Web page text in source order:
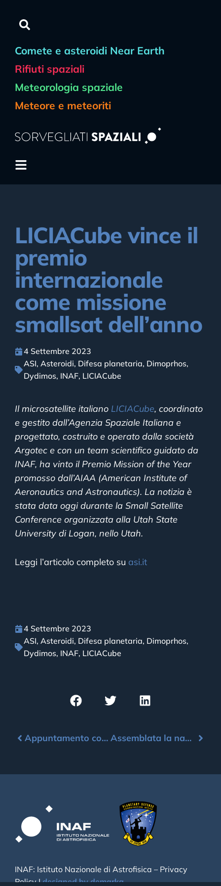
Comete e asteroidi Near Earth
Rifiuti spaziali
Meteorologia spaziale
Meteore e meteoriti
LICIACube vince il
premio
internazionale
come missione
smallsat dell’anno
4 Settembre 2023
ASI, Asteroidi, Difesa planetaria, Dimoprhos,
Dydimos, INAF, LICIACube
Il microsatellite italiano LICIACube, coordinato
e gestito dall’Agenzia Spaziale Italiana e
progettato, costruito e operato dalla società
Argotec e con un team scientifico guidato da
INAF, ha vinto il Premio Mission of the Year
promosso dall’AIAA (American Institute of
Aeronautics and Astronautics). La notizia è
stata data oggi durante la Small Satellite
Conference organizzata alla Utah State
University di Logan, nello Utah.
Leggi l’articolo completo su asi.it
4 Settembre 2023
ASI, Asteroidi, Difesa planetaria, Dimoprhos,
Dydimos, INAF, LICIACube
Appuntamento con l’asteroide – Settembre 2023 Assemblata la navicella spaziale Hera dell’ESA
INAF: Istituto Nazionale di Astrofisica – Privacy
Policy|designed by demarka